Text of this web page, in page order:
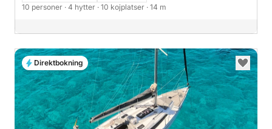
10 personer · 4 hytter · 10 kojplatser · 14 m
Direktbokning